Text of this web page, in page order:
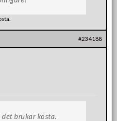
#234188
brukar kosta.